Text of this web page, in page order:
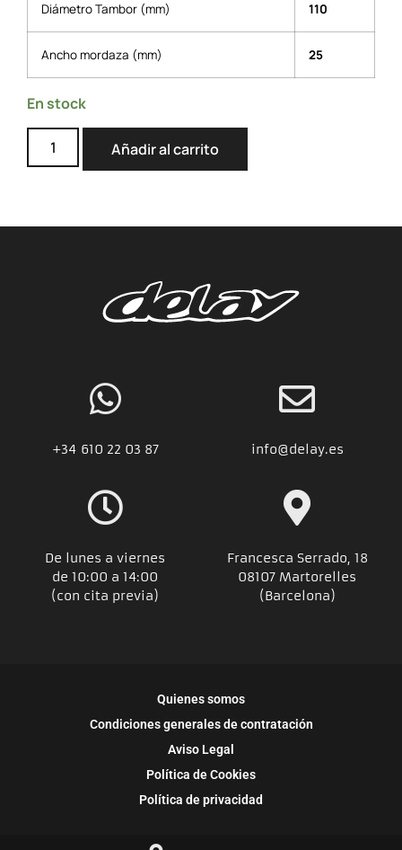
Diámetro Tambor (mm) 110
Ancho mordaza (mm) 25
En stock
Añadir al carrito
+34 610 22 03 87 info@delay.es
De lunes a viernes
de 10:00 a 14:00
(con cita previa)
Francesca Serrado, 18
08107 Martorelles
(Barcelona)
Quienes somos
Condiciones generales de contratación
Aviso Legal
Política de Cookies
Política de privacidad